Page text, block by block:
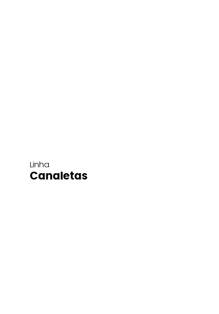
Linha
Canaletas